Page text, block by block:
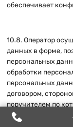
обеспечивает
10.8. Оператор
данных в форме,
персональных
обработки
персональных
договором,
поручителем по
данных.